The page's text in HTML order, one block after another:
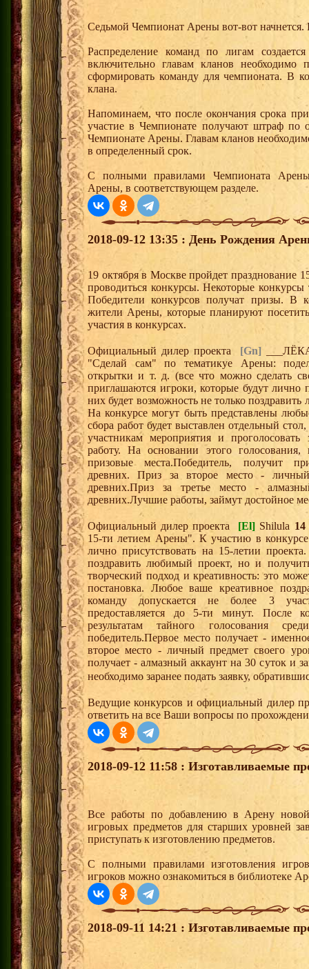
Седьмой Чемпионат Арены вот-вот
Распределение команд по лигам
включительно главам кланов необходимо
сформировать команду для чемпионата. В
клана.
Напоминаем, что после окончания срока
участие в Чемпионате получают штраф по
Чемпионате Арены. Главам кланов
в определенный срок.
С полными правилами Чемпионата
Арены, в соответствующем разделе.
2018-09-12 13:35 : День Рождения
19 октября в Москве пройдет празднование
проводиться конкурсы. Некоторые конкурсы
Победители конкурсов получат призы. В
жители Арены, которые планируют
участия в конкурсах.
Официальный дилер проекта [Gn]
"Сделай сам" по тематикуе Арены:
открытки и т. д. (все что можно сделать
приглашаются игроки, которые будут лично
них будет возможность не только
На конкурсе могут быть представлены
сбора работ будет выставлен отдельный
участникам мероприятия и
работу. На основании этого
призовые места.Победитель, получит
древних. Приз за второе место -
древних.Приз за третье место -
древних.Лучшие работы, займут достойное
Официальный дилер проекта [El] Shilula 14
15-ти летием Арены". К участию в
лично присутствовать на 15-летии
поздравить любимый проект, но и
творческий подход и креативность: это
постановка. Любое ваше креативное
команду допускается не более 3
предоставляется до 5-ти минут. После
результатам тайного голосования
победитель.Первое место получает -
второе место - личный предмет своего
получает - алмазный аккаунт на 30 суток и
необходимо заранее подать заявку,
Ведущие конкурсов и официальный дилер
ответить на все Ваши вопросы по
2018-09-12 11:58 : Изготавливаемые
Все работы по добавлению в Арену новой
игровых предметов для старших уровней
приступать к изготовлению предметов.
С полными правилами изготовления
игроков можно ознакомиться в библиотеке
2018-09-11 14:21 : Изготавливаемые